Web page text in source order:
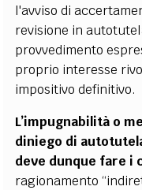
l'avviso di
revisione in
provvedimento
proprio interesse
impositivo definitivo.
L’impugnabilità o
diniego di
deve dunque fare i
ragionamento